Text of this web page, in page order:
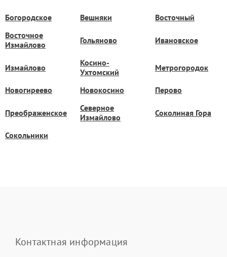
Богородское Вешняки
Восточный
Восточное
Измайлово
Гольяново Ивановское
Измайлово
Косино-
Ухтомский
Метрогородок
Новогиреево Новокосино Перово
Преображенское
Северное
Измайлово
Соколиная Гора
Сокольники
Контактная информация